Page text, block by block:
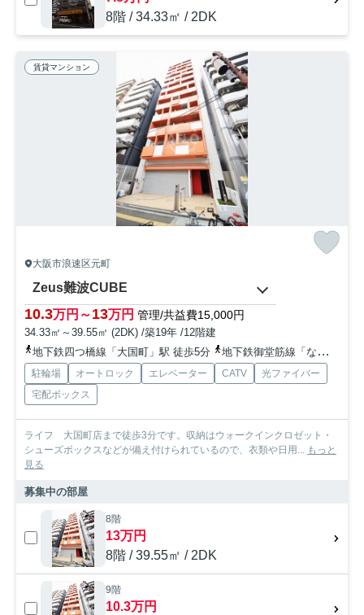
8階 / 34.33㎡ / 2DK
賃貸マンション
大阪市浪速区元町
Zeus難波CUBE
10.3万円～13万円 管理/共益費15,000円
34.33㎡～39.55㎡ (2DK) /築19年 /12階建
地下鉄四つ橋線「大国町」駅 徒歩5分
地下鉄御堂筋線「なんば」駅 徒歩10分
駐輪場 オートロック エレベーター CATV
光ファイバー
宅配ボックス
ライフ 大国町店まで徒歩3分です。収納はウォークインクロゼット・
シューズボックスなどが備え付けられているので、衣類や日用... もっと
見る
募集中の部屋
8階
13万円
8階 / 39.55㎡ / 2DK
9階
10.3万円